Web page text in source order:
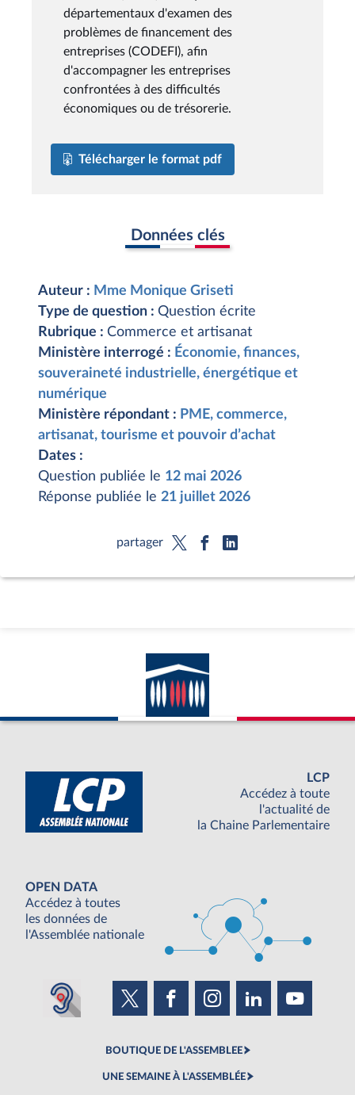
départementaux d'examen des
problèmes de financement des
entreprises (CODEFI), afin
d'accompagner les entreprises
confrontées à des difficultés
économiques ou de trésorerie.
Télécharger le format pdf
Données clés
Auteur : Mme Monique Griseti
Type de question : Question écrite
Rubrique : Commerce et artisanat
Ministère interrogé : Économie, finances,
souveraineté industrielle, énergétique et
numérique
Ministère répondant : PME, commerce,
artisanat, tourisme et pouvoir d’achat
Dates :
Question publiée le 12 mai 2026
Réponse publiée le 21 juillet 2026
partager
LCP
Accédez à toute
l'actualité de
la Chaine Parlementaire
OPEN DATA
Accédez à toutes
les données de
l'Assemblée nationale
BOUTIQUE DE L'ASSEMBLEE
UNE SEMAINE À L'ASSEMBLÉE